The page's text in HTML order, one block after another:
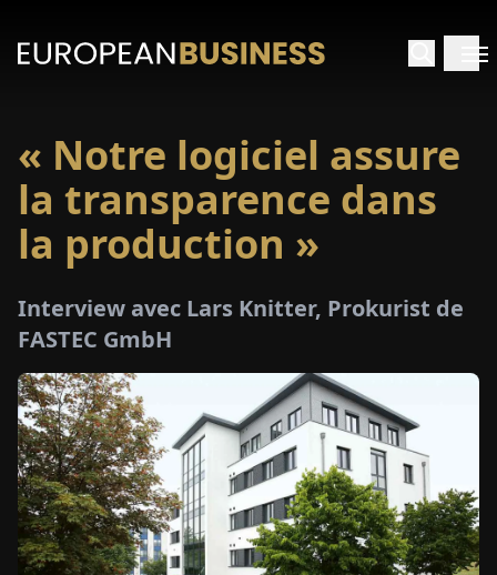
« Notre logiciel assure
la transparence dans
la production »
Interview avec Lars Knitter, Prokurist de
FASTEC GmbH